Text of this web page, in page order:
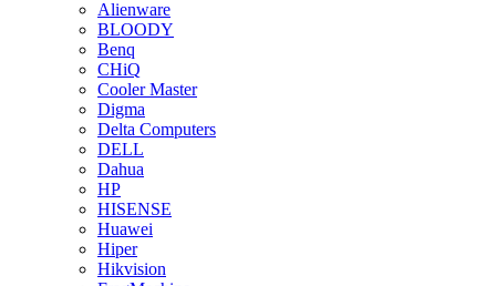
Alienware
BLOODY
Benq
CHiQ
Cooler Master
Digma
Delta Computers
DELL
Dahua
HP
HISENSE
Huawei
Hiper
Hikvision